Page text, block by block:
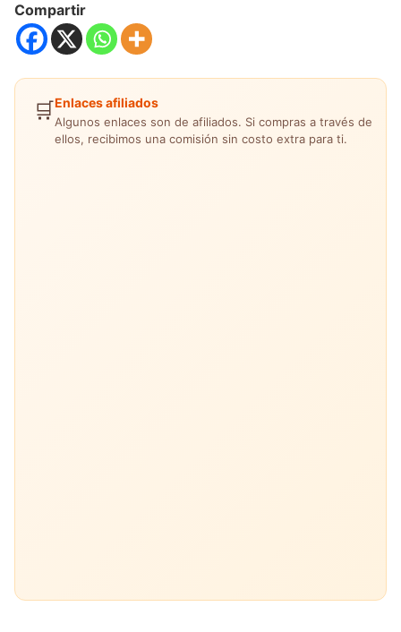
Compartir
🛒Enlaces afiliados
Algunos enlaces son de afiliados. Si compras a través de
ellos, recibimos una comisión sin costo extra para ti.